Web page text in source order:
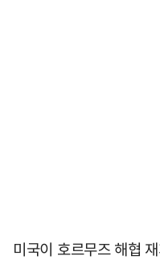
미국이 호르무즈 해협